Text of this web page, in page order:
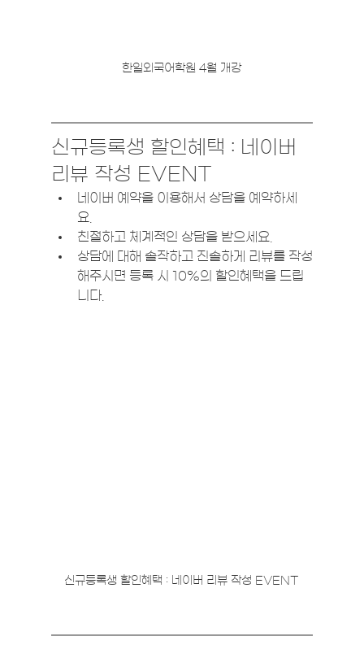
한일외국어학원 4월 개강
신규등록생 할인혜택 : 네이버
리뷰 작성 EVENT
네이버 예약을 이용해서 상담을 예약하세
요.
친절하고 체계적인 상담을 받으세요.
상담에 대해 솔작하고 진솔하게 리뷰를 작성
해주시면 등록 시 10%의 할인혜택을 드립
니다.
신규등록생 할인혜택 : 네이버 리뷰 작성 EVENT